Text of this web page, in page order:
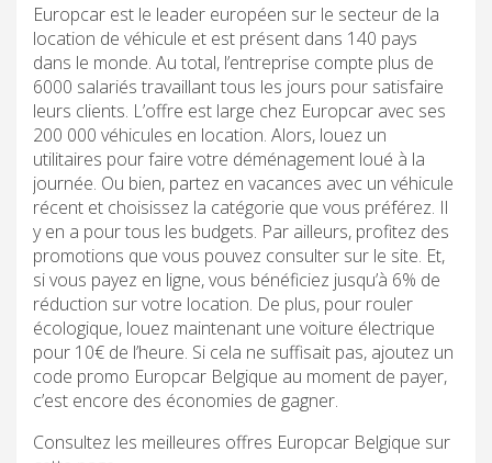
Europcar est le leader européen sur le secteur de la
location de véhicule et est présent dans 140 pays
dans le monde. Au total, l’entreprise compte plus de
6000 salariés travaillant tous les jours pour satisfaire
leurs clients. L’offre est large chez Europcar avec ses
200 000 véhicules en location. Alors, louez un
utilitaires pour faire votre déménagement loué à la
journée. Ou bien, partez en vacances avec un véhicule
récent et choisissez la catégorie que vous préférez. Il
y en a pour tous les budgets. Par ailleurs, profitez des
promotions que vous pouvez consulter sur le site. Et,
si vous payez en ligne, vous bénéficiez jusqu’à 6% de
réduction sur votre location. De plus, pour rouler
écologique, louez maintenant une voiture électrique
pour 10€ de l’heure. Si cela ne suffisait pas, ajoutez un
code promo Europcar Belgique au moment de payer,
c’est encore des économies de gagner.
Consultez les meilleures offres Europcar Belgique sur